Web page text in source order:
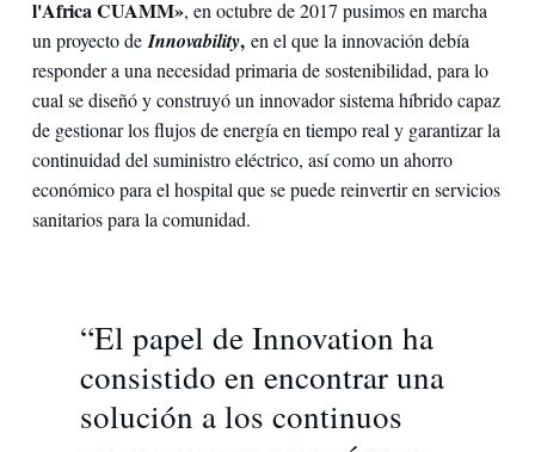
l'Africa CUAMM», en octubre de 2017 pusimos en marcha
un proyecto de Innovability, en el que la innovación debía
responder a una necesidad primaria de sostenibilidad, para lo
cual se diseñó y construyó un innovador sistema híbrido capaz
de gestionar los flujos de energía en tiempo real y garantizar la
continuidad del suministro eléctrico, así como un ahorro
económico para el hospital que se puede reinvertir en servicios
sanitarios para la comunidad.
“El papel de Innovation ha
consistido en encontrar una
solución a los continuos